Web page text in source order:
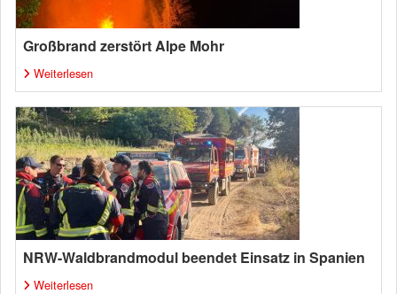
Großbrand zerstört Alpe Mohr
Weiterlesen
NRW-Waldbrandmodul beendet Einsatz in Spanien
Weiterlesen